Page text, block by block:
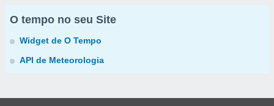
O tempo no seu Site
Widget de O Tempo
API de Meteorologia